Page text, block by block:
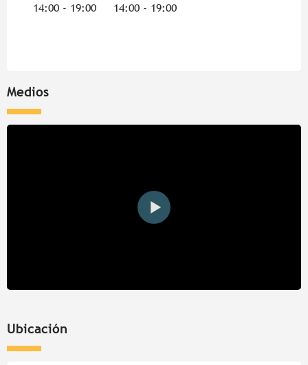
14:00 - 19:00
14:00 - 19:00
Medios
Ubicación